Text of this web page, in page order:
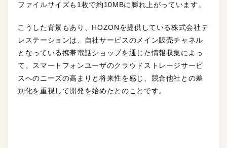
ファイルサイズも1枚で約10MBに膨れ上がっています。
こうした背景もあり、HOZONを提供している株式会社テ
レステーションは、自社サービスのメイン販売チャネル
となっている携帯電話ショップを通じた情報収集によっ
て、スマートフォンユーザのクラウドストレージサービ
スへのニーズの高まりと将来性を感じ、競合他社との差
別化を重視して開発を始めたとのことです。